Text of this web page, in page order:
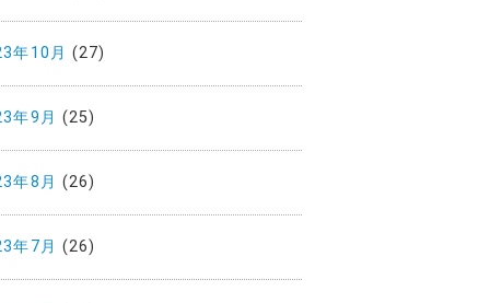
年10月 (27)
年9月 (25)
年8月 (26)
年7月 (26)